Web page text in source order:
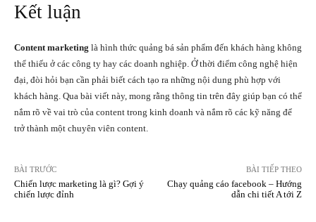
Kết luận
Content marketing là hình thức quảng bá sản phẩm đến khách hàng không
thể thiếu ở các công ty hay các doanh nghiệp. Ở thời điểm công nghệ hiện
đại, đòi hỏi bạn cần phải biết cách tạo ra những nội dung phù hợp với
khách hàng. Qua bài viết này, mong rằng thông tin trên đây giúp bạn có thể
nắm rõ về vai trò của content trong kinh doanh và nắm rõ các kỹ năng để
trở thành một chuyên viên content.
BÀI TRƯỚC
Chiến lược marketing là gì? Gợi ý
chiến lược đỉnh
BÀI TIẾP THEO
Chạy quảng cáo facebook – Hướng
dẫn chi tiết A tới Z